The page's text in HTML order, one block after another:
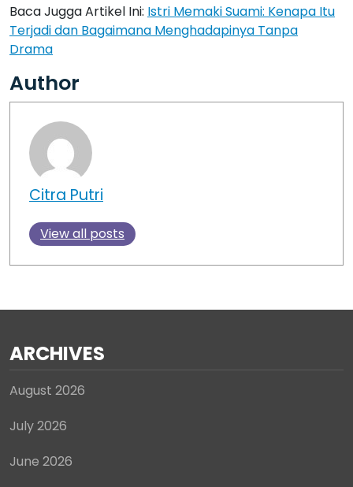
Baca Jugga Artikel Ini: Istri Memaki Suami: Kenapa Itu
Terjadi dan Bagaimana Menghadapinya Tanpa
Drama
Author
Citra Putri
View all posts
ARCHIVES
August 2026
July 2026
June 2026